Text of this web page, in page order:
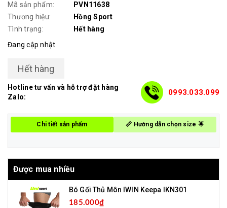
Mã sản phẩm:
PVN11638
Thương hiệu:
Hồng Sport
Tình trạng:
Hết hàng
Đang cập nhật
Hết hàng
Hotline tư vấn và hỗ trợ đặt hàng
Zalo:
0993.033.099
Chi tiết sản phẩm 📏 Hướng dẫn chọn size 🌟
Được mua nhiều
Bó Gối Thủ Môn IWIN Keepa IKN301
185.000₫